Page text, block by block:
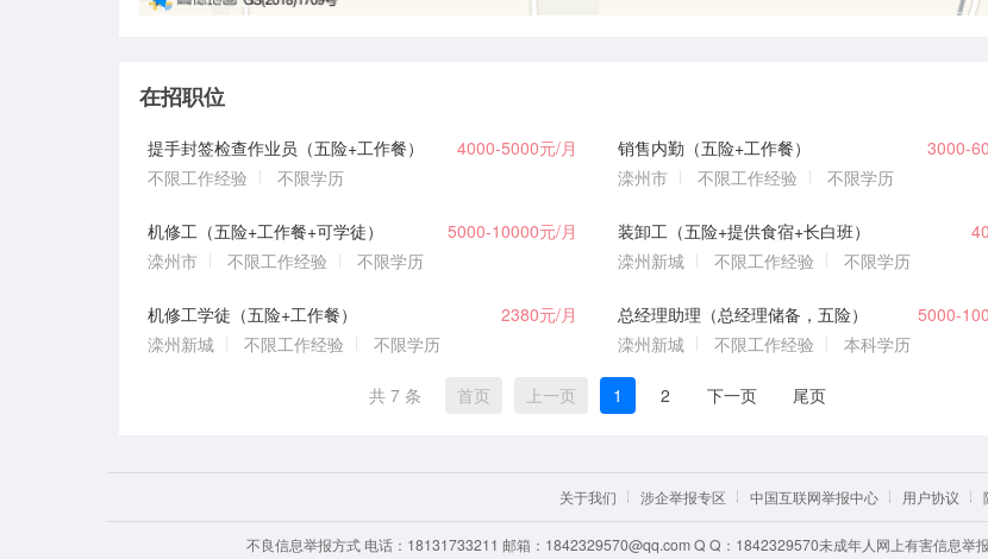
在招职位
提手封签检查作业员（五险+工作餐）
4000-5000元/月
不限工作经验
不限学历
销售内勤（五险+工作餐）
3000-
滦州市
不限工作经验 不限学历
机修工（五险+工作餐+可学徒）
5000-10000元/月
滦州市
不限工作经验 不限学历
装卸工（五险+提供食宿+长白班）
滦州新城
不限工作经验 不限学历
机修工学徒（五险+工作餐）
2380元/月
滦州新城
不限工作经验 不限学历
总经理助理（总经理储备，五险）
5000-
滦州新城
不限工作经验 本科学历
共 7 条 首页 上一页 1 2 下一页 尾页
关于我们 涉企举报专区 中国互联网举报中心 用户协议
不良信息举报方式 电话：18131733211 邮箱：1842329570@qq.com Q Q：1842329570未成年人网上有害信息